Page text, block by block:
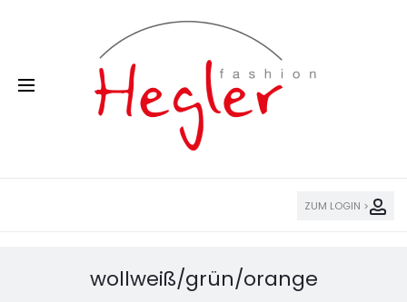
ZUM LOGIN >
wollweiß/grün/orange